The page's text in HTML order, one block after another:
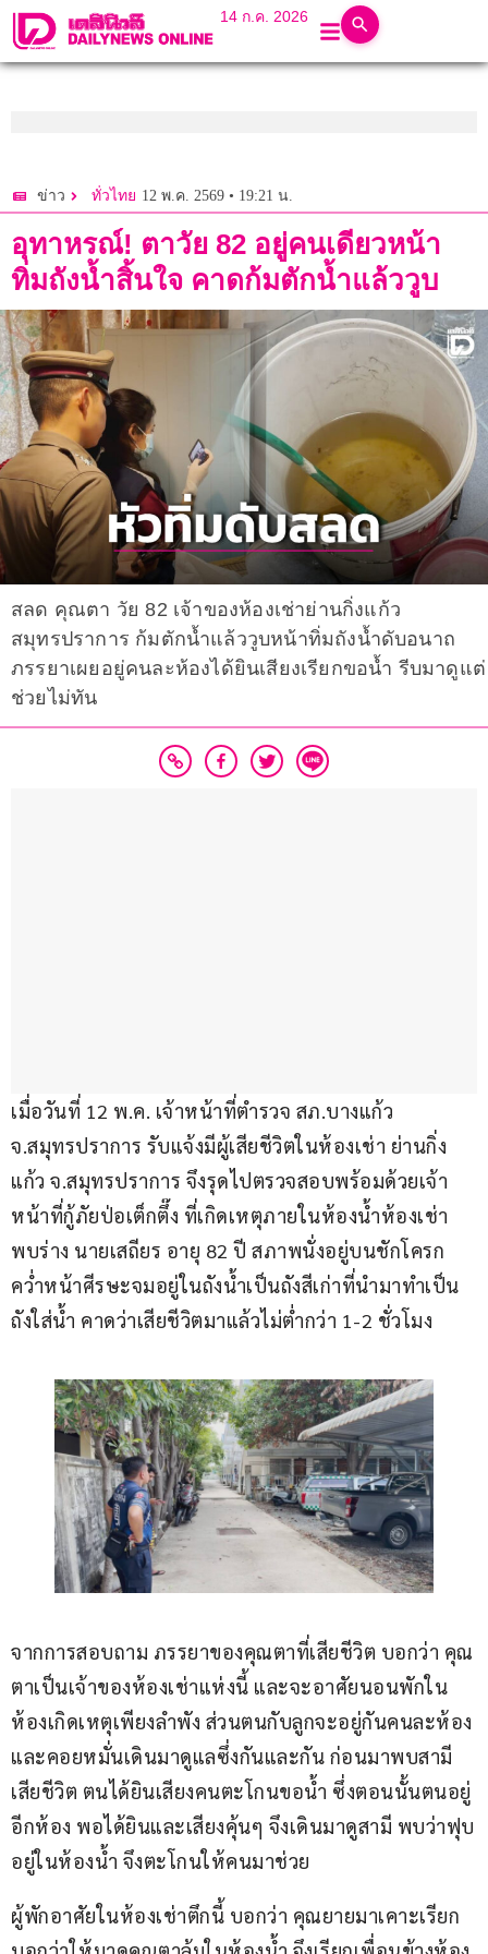
14 ก.ค. 2026
ข่าว ทั่วไทย 12 พ.ค. 2569 • 19:21 น.
อุทาหรณ์! ตาวัย 82 อยู่คนเดียวหน้า
ทิ่มถังน้ำสิ้นใจ คาดก้มตักน้ำแล้ววูบ
สลด คุณตา วัย 82 เจ้าของห้องเช่าย่านกิ่งแก้ว
สมุทรปราการ ก้มตักน้ำแล้ววูบหน้าทิ่มถังน้ำดับอนาถ
ภรรยาเผยอยู่คนละห้องได้ยินเสียงเรียกขอน้ำ รีบมาดูแต่
ช่วยไม่ทัน
เมื่อวันที่ 12 พ.ค. เจ้าหน้าที่ตำรวจ สภ.บางแก้ว
จ.สมุทรปราการ รับแจ้งมีผู้เสียชีวิตในห้องเช่า ย่านกิ่ง
แก้ว จ.สมุทรปราการ จึงรุดไปตรวจสอบพร้อมด้วยเจ้า
หน้าที่กู้ภัยป่อเต็กตึ๊ง ที่เกิดเหตุภายในห้องน้ำห้องเช่า
พบร่าง นายเสถียร อายุ 82 ปี สภาพนั่งอยู่บนชักโครก
คว่ำหน้าศีรษะจมอยู่ในถังน้ำเป็นถังสีเก่าที่นำมาทำเป็น
ถังใส่น้ำ คาดว่าเสียชีวิตมาแล้วไม่ต่ำกว่า 1-2 ชั่วโมง
จากการสอบถาม ภรรยาของคุณตาที่เสียชีวิต บอกว่า คุณ
ตาเป็นเจ้าของห้องเช่าแห่งนี้ และจะอาศัยนอนพักใน
ห้องเกิดเหตุเพียงลำพัง ส่วนตนกับลูกจะอยู่กันคนละห้อง
และคอยหมั่นเดินมาดูแลซึ่งกันและกัน ก่อนมาพบสามี
เสียชีวิต ตนได้ยินเสียงคนตะโกนขอน้ำ ซึ่งตอนนั้นตนอยู่
อีกห้อง พอได้ยินและเสียงคุ้นๆ จึงเดินมาดูสามี พบว่าฟุบ
อยู่ในห้องน้ำ จึงตะโกนให้คนมาช่วย
ผู้พักอาศัยในห้องเช่าตึกนี้ บอกว่า คุณยายมาเคาะเรียก